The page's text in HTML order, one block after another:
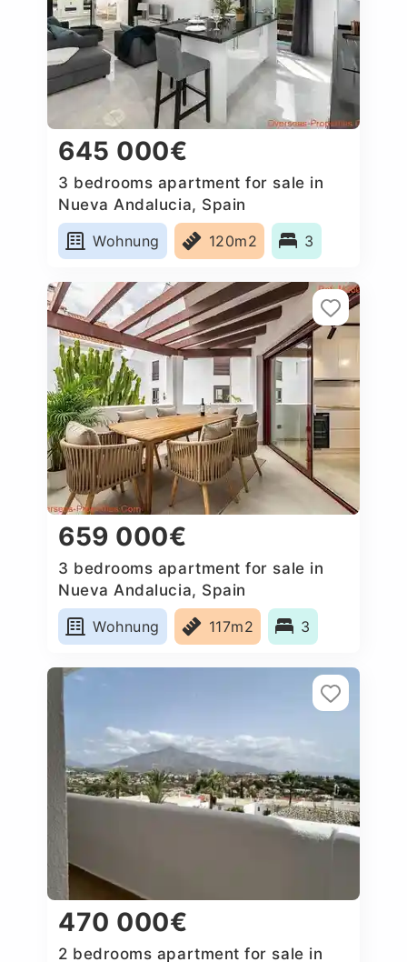
645 000€
3 bedrooms apartment for sale in
Nueva Andalucia, Spain
Wohnung
120m2 3
659 000€
3 bedrooms apartment for sale in
Nueva Andalucia, Spain
Wohnung
117m2 3
470 000€
2 bedrooms apartment for sale in